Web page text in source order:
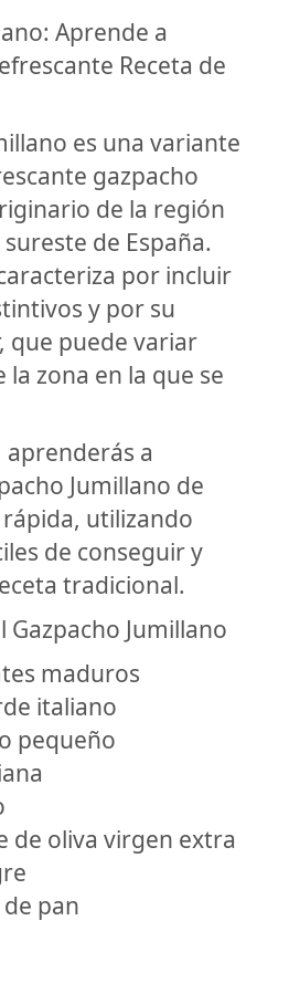
Aprende a
Receta de
es una variante
gazpacho
de la región
de España.
por incluir
y por su
que puede variar
zona en la que se
aprenderás a
Jumillano de
utilizando
de conseguir y
tradicional.
Jumillano
maduros
italiano
pequeño
de oliva virgen extra
pan